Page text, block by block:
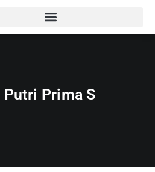
Putri Prima S